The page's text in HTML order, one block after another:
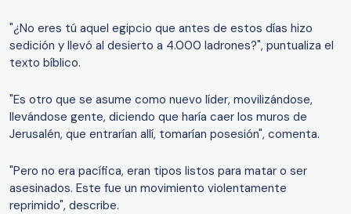
"¿No eres tú aquel egipcio que antes de estos días hizo
sedición y llevó al desierto a 4.000 ladrones?", puntualiza el
texto bíblico.
"Es otro que se asume como nuevo líder, movilizándose,
llevándose gente, diciendo que haría caer los muros de
Jerusalén, que entrarían allí, tomarían posesión", comenta.
"Pero no era pacífica, eran tipos listos para matar o ser
asesinados. Este fue un movimiento violentamente
reprimido", describe.